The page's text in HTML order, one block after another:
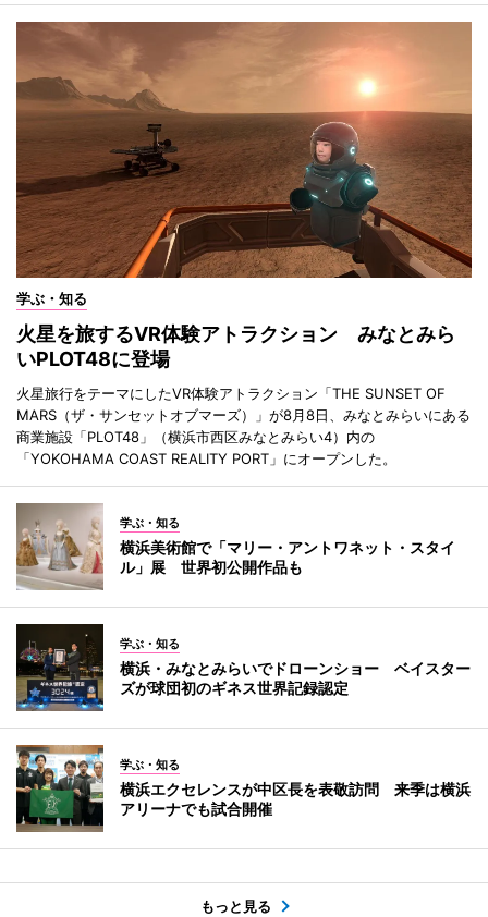
学ぶ・知る
火星を旅するVR体験アトラクション みなとみら
いPLOT48に登場
火星旅行をテーマにしたVR体験アトラクション「THE SUNSET OF
MARS（ザ・サンセットオブマーズ）」が8月8日、みなとみらいにある
商業施設「PLOT48」（横浜市西区みなとみらい4）内の
「YOKOHAMA COAST REALITY PORT」にオープンした。
学ぶ・知る
横浜美術館で「マリー・アントワネット・スタイ
ル」展 世界初公開作品も
学ぶ・知る
横浜・みなとみらいでドローンショー ベイスター
ズが球団初のギネス世界記録認定
学ぶ・知る
横浜エクセレンスが中区長を表敬訪問 来季は横浜
アリーナでも試合開催
もっと見る